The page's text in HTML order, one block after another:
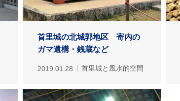
首里城の北城郭地区 寄内の
ガマ遺構・銭蔵など
2019.01.28 首里城と風水的空間